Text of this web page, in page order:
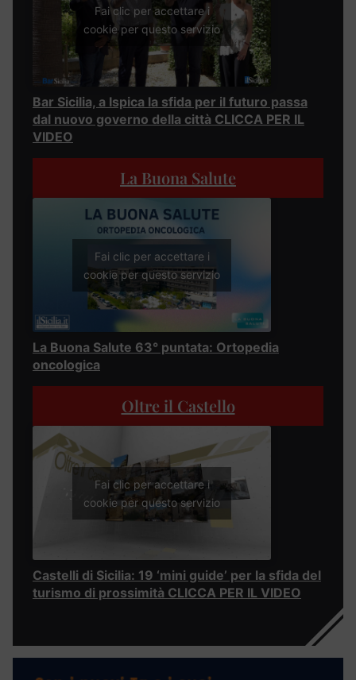
Fai clic per accettare i
cookie per questo servizio
Bar Sicilia, a Ispica la sfida per il futuro passa
dal nuovo governo della città CLICCA PER IL
VIDEO
La Buona Salute
Fai clic per accettare i
cookie per questo servizio
La Buona Salute 63° puntata: Ortopedia
oncologica
Oltre il Castello
Fai clic per accettare i
cookie per questo servizio
Castelli di Sicilia: 19 ‘mini guide’ per la sfida del
turismo di prossimità CLICCA PER IL VIDEO